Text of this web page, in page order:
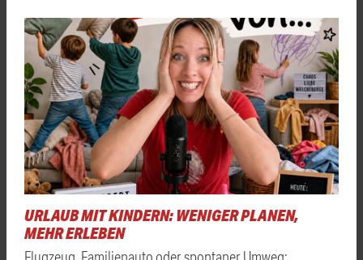
URLAUB MIT KINDERN: WENIGER PLANEN,
MEHR ERLEBEN